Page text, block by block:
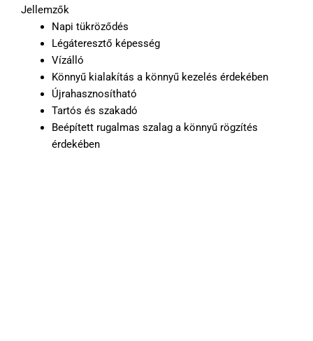
Jellemzők
Napi tükröződés
Légáteresztő képesség
Vízálló
Könnyű kialakítás a könnyű kezelés érdekében
Újrahasznosítható
Tartós és szakadó
Beépített rugalmas szalag a könnyű rögzítés
érdekében